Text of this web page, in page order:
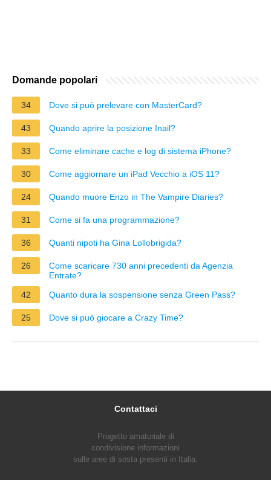
Domande popolari
34 Dove si può prelevare con MasterCard?
43 Quando aprire la posizione Inail?
33 Come eliminare cache e log di sistema iPhone?
30 Come aggiornare un iPad Vecchio a iOS 11?
24 Quando muore Enzo in The Vampire Diaries?
31 Come si fa una programmazione?
36 Quanti nipoti ha Gina Lollobrigida?
26
Come scaricare 730 anni precedenti da Agenzia
Entrate?
42
Quanto dura la sospensione senza Green Pass?
25 Dove si può giocare a Crazy Time?
Contattaci
Progetto amatoriale di
condivisione informazioni
sulle aree di sosta presenti in Italia.